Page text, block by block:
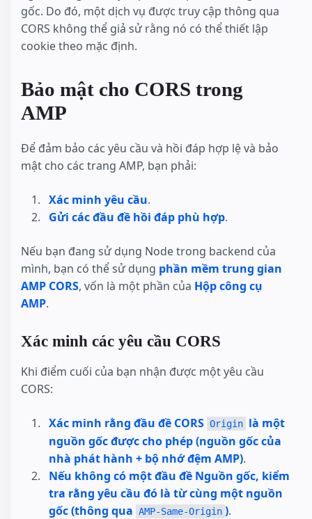
gốc. Do đó, một dịch vụ được truy cập thông qua
CORS không thể giả sử rằng nó có thể thiết lập
cookie theo mặc định.
Bảo mật cho CORS trong
AMP
Để đảm bảo các yêu cầu và hồi đáp hợp lệ và bảo
mật cho các trang AMP, bạn phải:
Xác minh yêu cầu.
Gửi các đầu đề hồi đáp phù hợp.
Nếu bạn đang sử dụng Node trong backend của
mình, bạn có thể sử dụng phần mềm trung gian
AMP CORS, vốn là một phần của Hộp công cụ
AMP.
Xác minh các yêu cầu CORS
Khi điểm cuối của bạn nhận được một yêu cầu
CORS:
Xác minh rằng đầu đề CORS Origin là một
nguồn gốc được cho phép (nguồn gốc của
nhà phát hành + bộ nhớ đệm AMP).
Nếu không có một đầu đề Nguồn gốc, kiểm
tra rằng yêu cầu đó là từ cùng một nguồn
gốc (thông qua AMP-Same-Origin ).